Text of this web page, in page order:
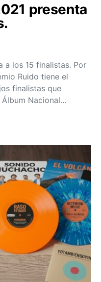
presenta
a los 15 finalistas. Por
Ruido tiene el
finalistas que
Nacional…